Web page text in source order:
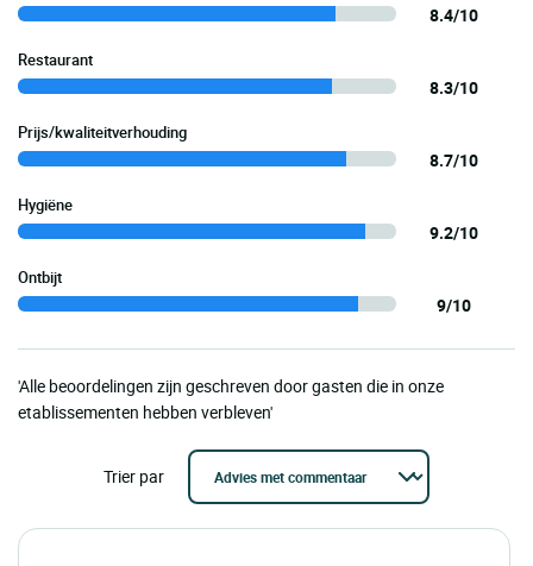
8.4/10
Restaurant
8.3/10
Prijs/kwaliteitverhouding
8.7/10
Hygiëne
9.2/10
Ontbijt
9/10
'Alle beoordelingen zijn geschreven door gasten die in onze
etablissementen hebben verbleven'
Trier par